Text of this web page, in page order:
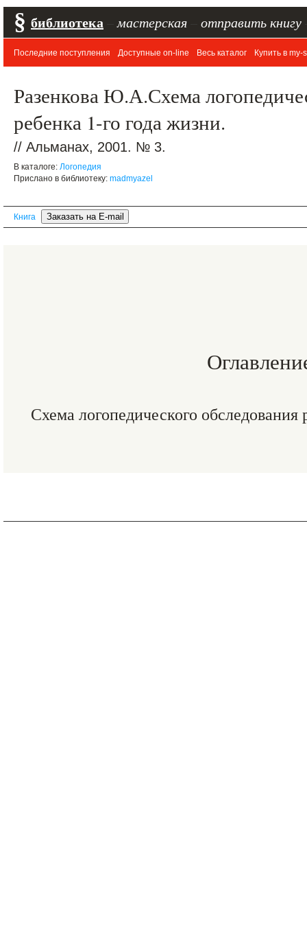
§ библиотека мастерская отправить книгу
Последние поступления Доступные on-line Весь каталог Купить в my-
Разенкова Ю.А.Схема
ребенка 1-го года жизни.
// Альманах, 2001. № 3.
В каталоге: Логопедия
Прислано в библиотеку: madmyazel
Книга
Схема логопедического обследования